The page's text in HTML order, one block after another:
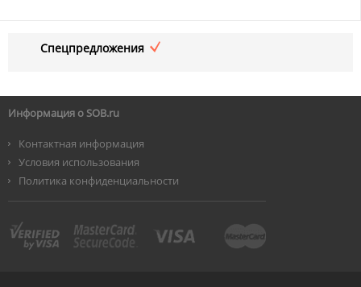
Спецпредложения
Информация о SOB.ru
Контактная информация
Условия использования
Политика конфиденциальности